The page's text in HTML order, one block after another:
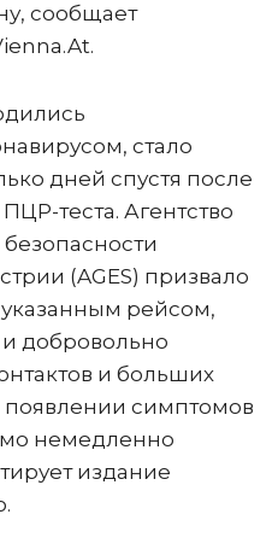
сообщает
стало
дней спустя после
теста. Агентство
(AGES) призвало
рейсом,
и добровольно
и больших
симптомов
немедленно
издание